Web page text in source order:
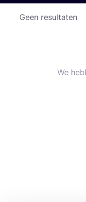
Geen resultaten
We